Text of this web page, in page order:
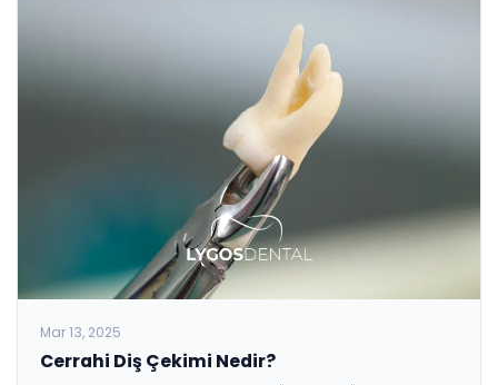
Mar 13, 2025
Cerrahi Diş Çekimi Nedir?